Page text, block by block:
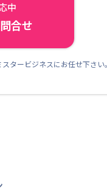
中
合せ
タービジネスにお任せ下さい。